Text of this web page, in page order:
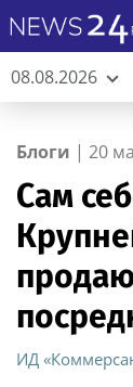
08.08.2026
Блоги | 20
Сам
ИД